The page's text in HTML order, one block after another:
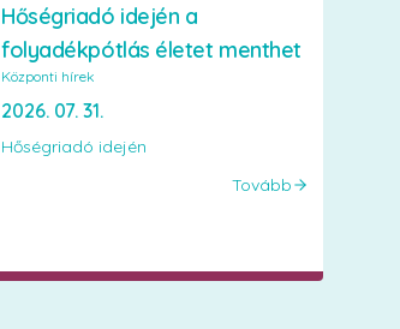
Hőségriadó idején a
folyadékpótlás életet menthet
Központi hírek
2026. 07. 31.
Hőségriadó idején
Tovább